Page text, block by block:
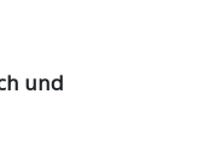
und